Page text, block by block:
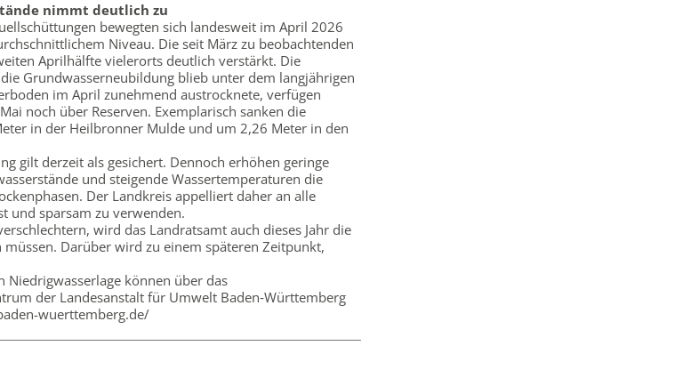
nimmt deutlich zu
bewegten sich landesweit im April 2026
Niveau. Die seit März zu beobachtenden
Aprilhälfte vielerorts deutlich verstärkt. Die
Grundwasserneubildung blieb unter dem langjährigen
im April zunehmend austrocknete, verfügen
noch über Reserven. Exemplarisch sanken die
in der Heilbronner Mulde und um 2,26 Meter in den
gilt derzeit als gesichert. Dennoch erhöhen geringe
und steigende Wassertemperaturen die
Der Landkreis appelliert daher an alle
und sparsam zu verwenden.
wird das Landratsamt auch dieses Jahr die
Darüber wird zu einem späteren Zeitpunkt,
können über das
der Landesanstalt für Umwelt Baden‑Württemberg
wuerttemberg.de/